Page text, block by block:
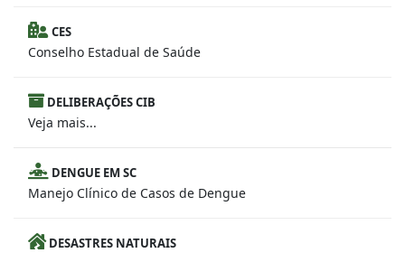
CES
Conselho Estadual de Saúde
DELIBERAÇÕES CIB
Veja mais...
DENGUE EM SC
Manejo Clínico de Casos de Dengue
DESASTRES NATURAIS